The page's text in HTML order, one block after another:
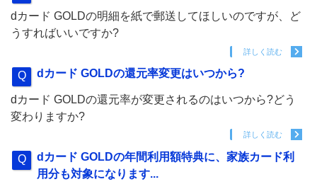
dカード GOLDの明細を紙で郵送してほしいのですが、ど
うすればいいですか?
詳しく読む
dカード GOLDの還元率変更はいつから?
dカード GOLDの還元率が変更されるのはいつから?どう
変わりますか?
詳しく読む
dカード GOLDの年間利用額特典に、家族カード利
用分も対象になります...